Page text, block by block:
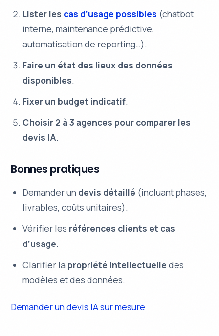
Lister les cas d’usage possibles (chatbot
interne, maintenance prédictive,
automatisation de reporting…).
Faire un état des lieux des données
disponibles.
Fixer un budget indicatif.
Choisir 2 à 3 agences pour comparer les
devis IA.
Bonnes pratiques
Demander un devis détaillé (incluant phases,
livrables, coûts unitaires).
Vérifier les références clients et cas
d’usage.
Clarifier la propriété intellectuelle des
modèles et des données.
Demander un devis IA sur mesure